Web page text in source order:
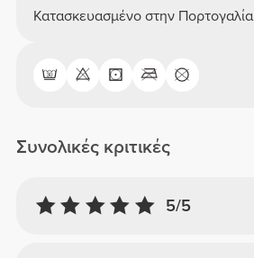
Κατασκευασμένο στην Πορτογαλία
Συνολικές κριτικές
5/5